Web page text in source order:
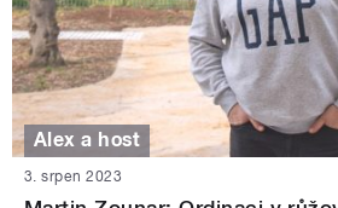
Alex a host
3. srpen 2023